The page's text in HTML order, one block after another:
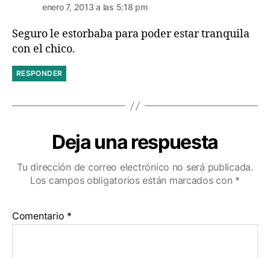
enero 7, 2013 a las 5:18 pm
Seguro le estorbaba para poder estar tranquila
con el chico.
RESPONDER
Deja una respuesta
Tu dirección de correo electrónico no será publicada.
Los campos obligatorios están marcados con *
Comentario *